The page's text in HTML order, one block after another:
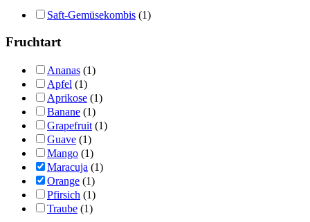
Saft-Gemüsekombis (1)
Fruchtart
Ananas (1)
Apfel (1)
Aprikose (1)
Banane (1)
Grapefruit (1)
Guave (1)
Mango (1)
Maracuja (1)
Orange (1)
Pfirsich (1)
Traube (1)